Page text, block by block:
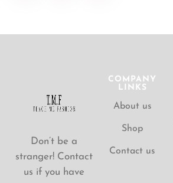
Don’t be a
stranger! Contact
us if you have
COMPANY
LINKS
About us
Shop
Contact us